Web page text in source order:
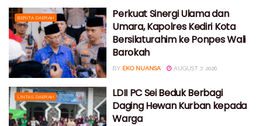
BERITA DAERAH
Perkuat Sinergi Ulama dan
Umara, Kapolres Kediri Kota
Bersilaturahim ke Ponpes Wali
Barokah
BY EKO NUANSA AUGUST 7, 2026
LINTAS DAERAH
LDII PC Sei Beduk Berbagi
Daging Hewan Kurban kepada
Warga